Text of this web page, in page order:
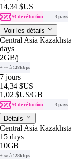
14,34 $US
$3 de réduction 3 pays
Voir les détails
Central Asia
days
2GB/j
+ ∞ à 128kbps
7 jours
14,34 $US
1,02 $US/GB
$3 de réduction 3 pays
Détails
Central Asia
15 days
10GB
+ ∞ à 128kbps